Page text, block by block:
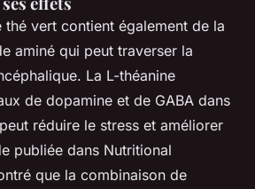
thé vert contient également de la
aminé qui peut traverser la
La L-théanine
de dopamine et de GABA dans
réduire le stress et améliorer
publiée dans Nutritional
que la combinaison de